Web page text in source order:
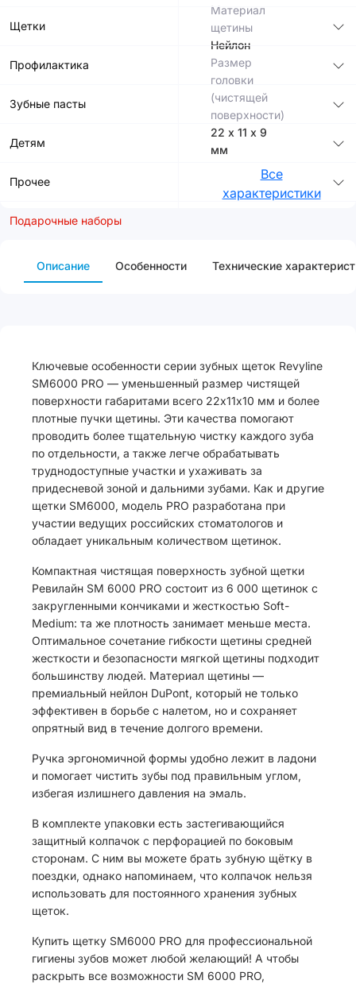
Щетки
Профилактика
Зубные пасты
Детям
Прочее
Подарочные наборы
Материал
щетины
Нейлон
Размер
головки
(чистящей
поверхности)
22 х 11 х 9
мм
Все
характеристики
Описание Особенности Технические
Ключевые особенности серии зубных щеток Revyline
SM6000 PRO — уменьшенный размер чистящей
поверхности габаритами всего 22х11х10 мм и более
плотные пучки щетины. Эти качества помогают
проводить более тщательную чистку каждого зуба
по отдельности, а также легче обрабатывать
труднодоступные участки и ухаживать за
придесневой зоной и дальними зубами. Как и другие
щетки SM6000, модель PRO разработана при
участии ведущих российских стоматологов и
обладает уникальным количеством щетинок.
Компактная чистящая поверхность зубной щетки
Ревилайн SM 6000 PRO состоит из 6 000 щетинок с
закругленными кончиками и жесткостью Soft-
Medium: та же плотность занимает меньше места.
Оптимальное сочетание гибкости щетины средней
жесткости и безопасности мягкой щетины подходит
большинству людей. Материал щетины —
премиальный нейлон DuPont, который не только
эффективен в борьбе с налетом, но и сохраняет
опрятный вид в течение долгого времени.
Ручка эргономичной формы удобно лежит в ладони
и помогает чистить зубы под правильным углом,
избегая излишнего давления на эмаль.
В комплекте упаковки есть застегивающийся
защитный колпачок с перфорацией по боковым
сторонам. С ним вы можете брать зубную щётку в
поездки, однако напоминаем, что колпачок нельзя
использовать для постоянного хранения зубных
щеток.
Купить щетку SM6000 PRO для профессиональной
гигиены зубов может любой желающий! А чтобы
раскрыть все возможности SM 6000 PRO,